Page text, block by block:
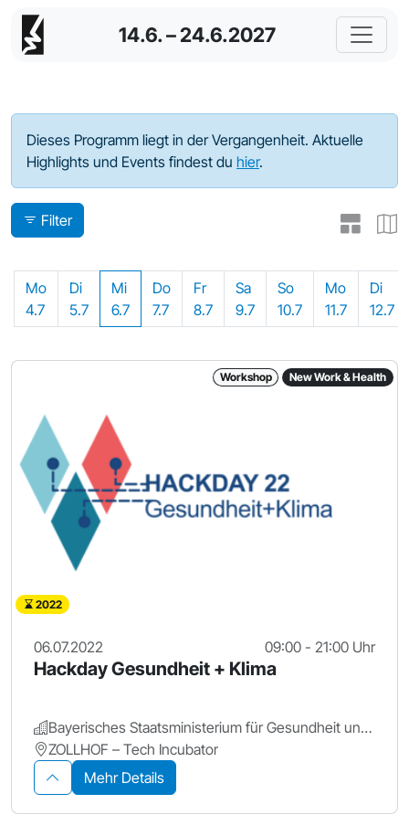
14.6. – 24.6.2027
Programm - 2022
Dieses Programm liegt in der Vergangenheit. Aktuelle
Highlights und Events findest du hier.
Filter
Mo
4.7
Di
5.7
Mi
6.7
Do
7.7
Fr
8.7
Sa
9.7
So
10.7
Mo
11.7
Di
12.7
Workshop New Work & Health
2022
06.07.2022 09:00 - 21:00 Uhr
Hackday Gesundheit + Klima
Bayerisches Staatsministerium für Gesundheit und Pflege
ZOLLHOF – Tech Incubator
Mehr Details